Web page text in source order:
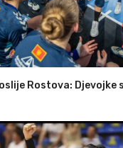
Rostova: Djevojke